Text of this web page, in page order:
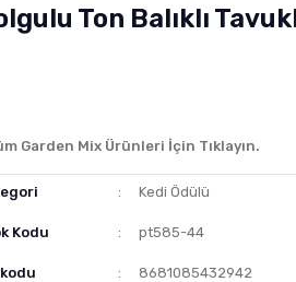
Ton Balıklı
Garden Mix Ürünleri İçin Tıklayın.
Kedi Ödülü
Kodu pt585-44
8681085432942